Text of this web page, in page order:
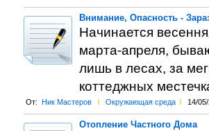
Внимание, Опасность -
Начинается
марта-апреля,
лишь в лесах, за
коттеджных
От: Ник Мастеров l Окружающая среда l 14/
Отопление Частного Дома